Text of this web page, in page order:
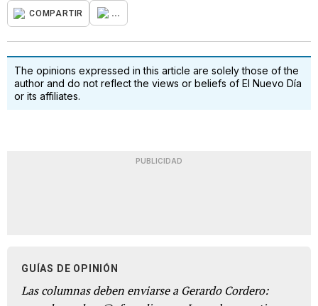
COMPARTIR ...
The opinions expressed in this article are solely those of the
author and do not reflect the views or beliefs of El Nuevo Día
or its affiliates.
PUBLICIDAD
GUÍAS DE OPINIÓN
Las columnas deben enviarse a Gerardo Cordero: